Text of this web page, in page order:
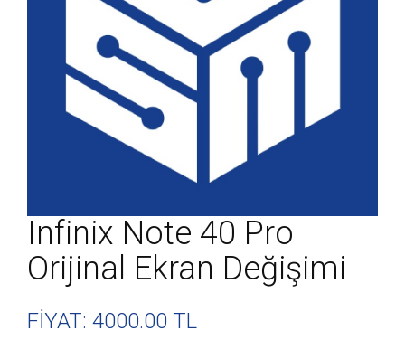
Infinix Note 40 Pro
Orijinal Ekran Değişimi
FİYAT: 4000.00 TL